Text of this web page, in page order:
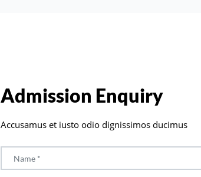
Admission Enquiry
Accusamus et iusto odio dignissimos ducimus